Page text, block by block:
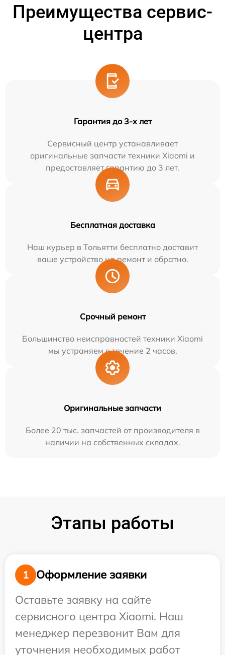
Преимущества сервис-
центра
Гарантия до 3-х лет
Сервисный центр устанавливает
оригинальные запчасти техники Xiaomi и
предоставляет гарантию до 3 лет.
Бесплатная доставка
Наш курьер в Тольятти бесплатно доставит
ваше устройство на ремонт и обратно.
Срочный ремонт
Большинство неисправностей техники Xiaomi
мы устраняем в течение 2 часов.
Оригинальные запчасти
Более 20 тыс. запчастей от производителя в
наличии на собственных складах.
Этапы работы
1
Оформление заявки
Оставьте заявку на сайте
сервисного центра Xiaomi. Наш
менеджер перезвонит Вам для
уточнения необходимых работ